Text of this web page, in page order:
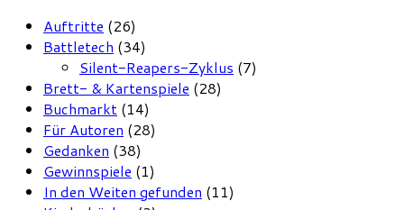
Auftritte (26)
Battletech (34)
Silent-Reapers-Zyklus (7)
Brett- & Kartenspiele (28)
Buchmarkt (14)
Für Autoren (28)
Gedanken (38)
Gewinnspiele (1)
In den Weiten gefunden (11)